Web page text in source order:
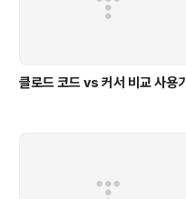
클로드 코드 vs 커서 비교 사용기